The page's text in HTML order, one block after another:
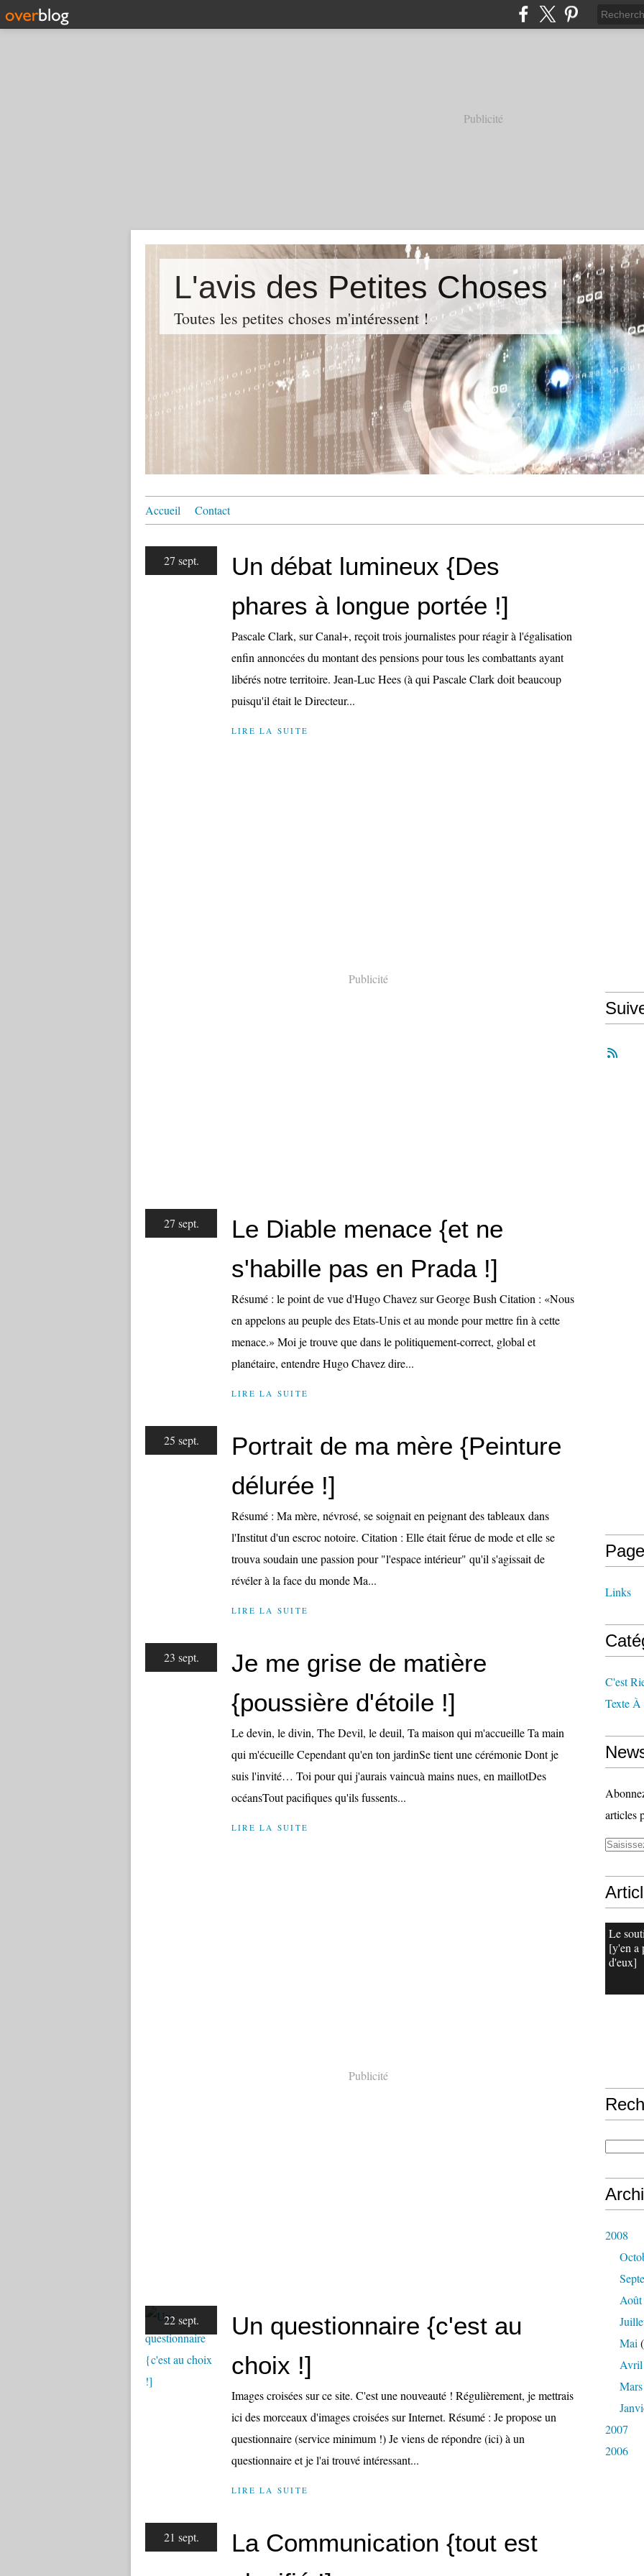
Publicité
L'avis des Petites Choses
Toutes les petites choses m'intéressent !
Accueil Contact
27 sept.
Un débat lumineux {Des
phares à longue portée !]
Pascale Clark, sur Canal+, reçoit trois journalistes pour réagir à l'égalisation
enfin annoncées du montant des pensions pour tous les combattants ayant
libérés notre territoire. Jean-Luc Hees (à qui Pascale Clark doit beaucoup
puisqu'il était le Directeur...
LIRE LA SUITE
Publicité
27 sept.
Le Diable menace {et ne
s'habille pas en Prada !]
Résumé : le point de vue d'Hugo Chavez sur George Bush Citation : «Nous
en appelons au peuple des Etats-Unis et au monde pour mettre fin à cette
menace.» Moi je trouve que dans le politiquement-correct, global et
planétaire, entendre Hugo Chavez dire...
LIRE LA SUITE
25 sept.
Portrait de ma mère {Peinture
délurée !]
Résumé : Ma mère, névrosé, se soignait en peignant des tableaux dans
l'Institut d'un escroc notoire. Citation : Elle était férue de mode et elle se
trouva soudain une passion pour "l'espace intérieur" qu'il s'agissait de
révéler à la face du monde Ma...
LIRE LA SUITE
23 sept.
Je me grise de matière
{poussière d'étoile !]
Le devin, le divin, The Devil, le deuil, Ta maison qui m'accueille Ta main
qui m'écueille Cependant qu'en ton jardinSe tient une cérémonie Dont je
suis l'invité… Toi pour qui j'aurais vaincuà mains nues, en maillotDes
océansTout pacifiques qu'ils fussents...
LIRE LA SUITE
Publicité
22 sept.
Un questionnaire {c'est au
choix !]
Images croisées sur ce site. C'est une nouveauté ! Régulièrement, je mettrais
ici des morceaux d'images croisées sur Internet. Résumé : Je propose un
questionnaire (service minimum !) Je viens de répondre (ici) à un
questionnaire et je l'ai trouvé intéressant...
LIRE LA SUITE
21 sept.
La Communication {tout est
Links
C'est
Texte
articles
Le
[y'en a
d'eux]
2008
Août
Mai
Avril
Mars
2007
2006